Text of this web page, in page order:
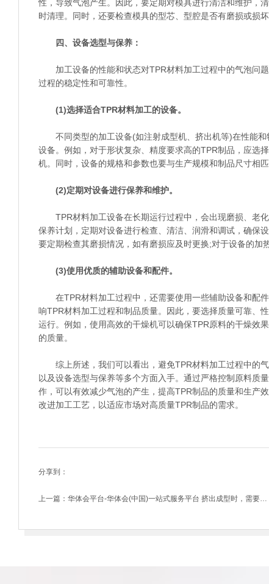
性，导致气泡产生。因此，要定期对模具进行清洁和维护，
时清理。同时，还要检查模具的型芯、型腔是否有磨损或损
四、设备选型与保养：
加工设备的性能和状态对TPR材料加工过程中的气泡问
过程的稳定性和可靠性。
(1)选择适合TPR材料加工的设备。
不同类型的加工设备(如注射成型机、挤出机等)在性能和
设备。例如，对于形状复杂、精度要求高的TPR制品，应选
机。同时，设备的规格和参数也要与生产规模和制品尺寸相
(2)定期对设备进行保养和维护。
TPR材料加工设备在长期运行过程中，会出现磨损、老
保养计划，定期对设备进行检查、清洁、润滑和调试，确保
要定期检查其磨损情况，如有磨损应及时更换;对于设备的加
(3)使用优质的辅助设备和配件。
在TPR材料加工过程中，还需要使用一些辅助设备和配
响TPR材料加工过程和制品质量。因此，要选择质量可靠、
运行。例如，使用高效的干燥机可以确保TPR原料的干燥效
的质量。
综上所述，我们可以看出，避免TPR材料加工过程中的
以及设备选型与保养等多个方面入手。通过严格控制原料质
作，可以有效减少气泡的产生，提高TPR制品的质量和生产
改进加工工艺，以适应市场对高质量TPR制品的需求。
分享到：
上一篇：华体会平台-华体会(中国)一站式服务平台 挤出成型时，需要注意什么?